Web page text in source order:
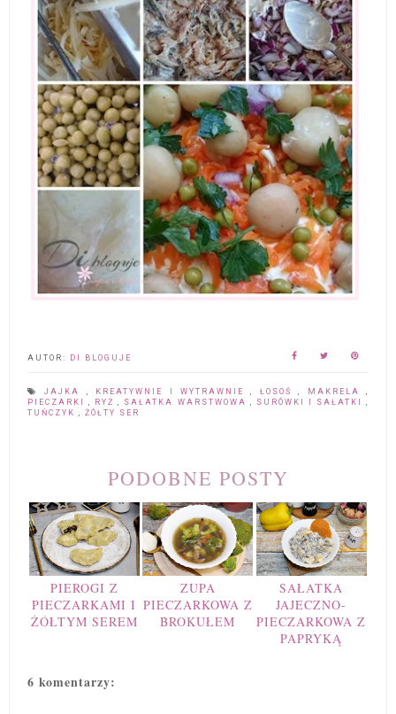
AUTOR: DI BLOGUJE
JAJKA KREATYWNIE I WYTRAWNIE ŁOSOŚ MAKRELA
PIECZARKI
RYŻ SAŁATKA WARSTWOWA SURÓWKI I SAŁATKI
TUŃCZYK
ŻÓŁTY SER
PODOBNE POSTY
PIEROGI Z
PIECZARKAMI I
ŻÓŁTYM SEREM
ZUPA
PIECZARKOWA Z
BROKUŁEM
SAŁATKA
JAJECZNO-
PIECZARKOWA Z
PAPRYKĄ
6 komentarzy: